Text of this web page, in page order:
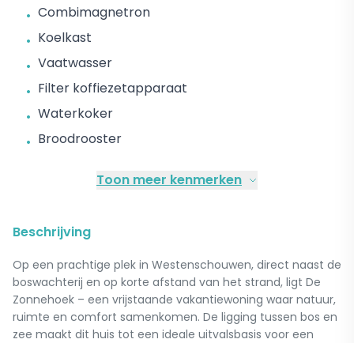
• Combimagnetron
• Koelkast
• Vaatwasser
• Filter koffiezetapparaat
• Waterkoker
• Broodrooster
Toon meer kenmerken
Beschrijving
Op een prachtige plek in Westenschouwen, direct naast de
boswachterij en op korte afstand van het strand, ligt De
Zonnehoek – een vrijstaande vakantiewoning waar natuur,
ruimte en comfort samenkomen. De ligging tussen bos en
zee maakt dit huis tot een ideale uitvalsbasis voor een